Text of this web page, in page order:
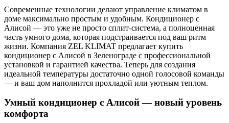
Современные технологии делают управление климатом в
доме максимально простым и удобным. Кондиционер с
Алисой — это уже не просто сплит-система, а полноценная
часть умного дома, которая подстраивается под ваш ритм
жизни. Компания ZEL KLIMAT предлагает купить
кондиционер с Алисой в Зеленограде с профессиональной
установкой и гарантией качества. Теперь для создания
идеальной температуры достаточно одной голосовой команды
— и ваш дом наполнится прохладой или уютным теплом.
Умный кондиционер с Алисой — новый уровень
комфорта